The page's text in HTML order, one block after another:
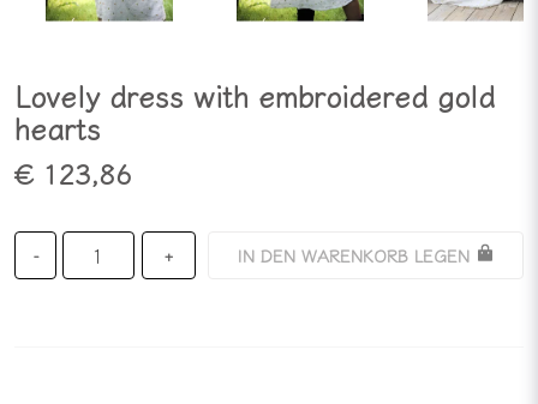
Lovely dress with embroidered gold
hearts
€ 123,86
- + IN DEN WARENKORB LEGEN